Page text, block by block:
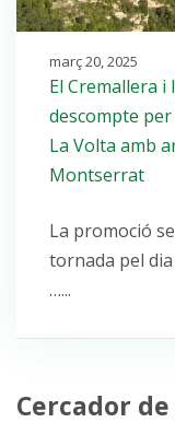
març 20, 2025
El Cremallera i
descompte
La Volta amb
Montserrat
La promoció
tornada pel
…...
Cercador